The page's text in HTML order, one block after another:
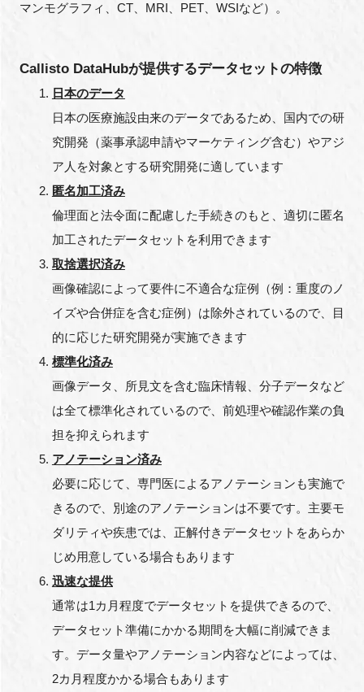
マンモグラフィ、CT、MRI、PET、WSIなど）。
Callisto DataHubが提供するデータセットの特徴
日本のデータ
日本の医療施設由来のデータであるため、国内での研
究開発（薬事承認申請やマーケティング含む）やアジ
ア人を対象とする研究開発に適しています
匿名加工済み
倫理面と法令面に配慮した手続きのもと、適切に匿名
加工されたデータセットを利用できます
取捨選択済み
画像確認によって要件に不適合な症例（例：重度のノ
イズや合併症を含む症例）は除外されているので、目
的に応じた研究開発が実施できます
標準化済み
画像データ、所見文を含む臨床情報、分子データなど
は全て標準化されているので、前処理や確認作業の負
担を抑えられます
アノテーション済み
必要に応じて、専門医によるアノテーションも実施で
きるので、別途のアノテーションは不要です。主要モ
ダリティや疾患では、正解付きデータセットをあらか
じめ用意している場合もあります
迅速な提供
通常は1カ月程度でデータセットを提供できるので、
データセット準備にかかる期間を大幅に削減できま
す。データ量やアノテーション内容などによっては、
2カ月程度かかる場合もあります